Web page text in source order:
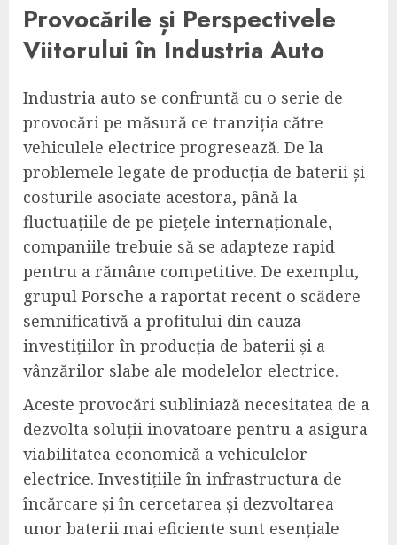
Provocările și Perspectivele
Viitorului în Industria Auto
Industria auto se confruntă cu o serie de
provocări pe măsură ce tranziția către
vehiculele electrice progresează. De la
problemele legate de producția de baterii și
costurile asociate acestora, până la
fluctuațiile de pe piețele internaționale,
companiile trebuie să se adapteze rapid
pentru a rămâne competitive. De exemplu,
grupul Porsche a raportat recent o scădere
semnificativă a profitului din cauza
investițiilor în producția de baterii și a
vânzărilor slabe ale modelelor electrice.
Aceste provocări subliniază necesitatea de a
dezvolta soluții inovatoare pentru a asigura
viabilitatea economică a vehiculelor
electrice. Investițiile în infrastructura de
încărcare și în cercetarea și dezvoltarea
unor baterii mai eficiente sunt esențiale